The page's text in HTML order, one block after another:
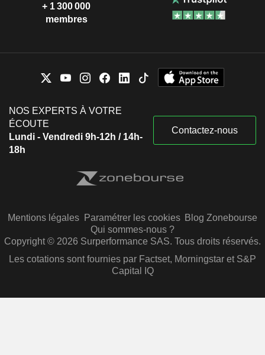
+ 1 300 000
membres
NOS EXPERTS À VOTRE
ÉCOUTE
Lundi - Vendredi 9h-12h / 14h-
18h
Contactez-nous
Mentions légales Paramétrer les cookies Blog Zonebourse
Qui sommes-nous ?
Copyright © 2026 Surperformance SAS. Tous droits réservés.
Les cotations sont fournies par Factset, Morningstar et S&P
Capital IQ